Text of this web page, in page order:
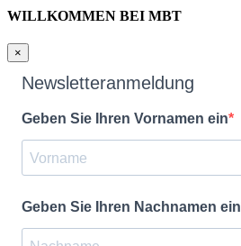
WILLKOMMEN BEI MBT
×
Newsletteranmeldung
Geben Sie Ihren Vornamen ein
Geben Sie Ihren Nachnamen ein